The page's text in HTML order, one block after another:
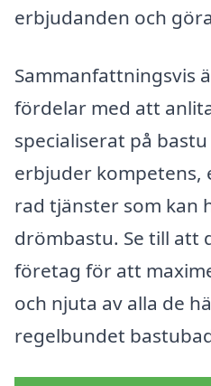
erbjudanden och
Sammanfattningsvis
fördelar med att
specialiserat på
erbjuder kompetens,
rad tjänster som kan
drömbastu. Se till att
företag för att
och njuta av alla de
regelbundet